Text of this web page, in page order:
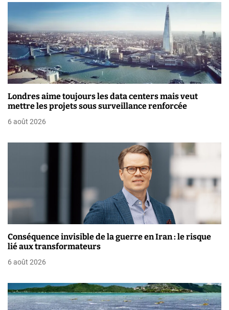
a
t
i
o
n
d
e
l
r
t
i
c
e
Londres aime toujours les data centers mais veut
mettre les projets sous surveillance renforcée
6 août 2026
Conséquence invisible de la guerre en Iran : le risque
lié aux transformateurs
6 août 2026